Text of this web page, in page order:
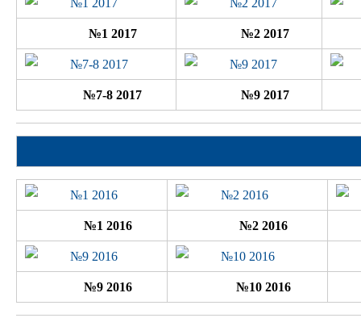
№1 2017 №2 2017
№7-8 2017 №9 2017
№1 2016 №2 2016
№9 2016 №10 2016